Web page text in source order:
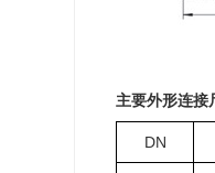
主要外形连接
DN